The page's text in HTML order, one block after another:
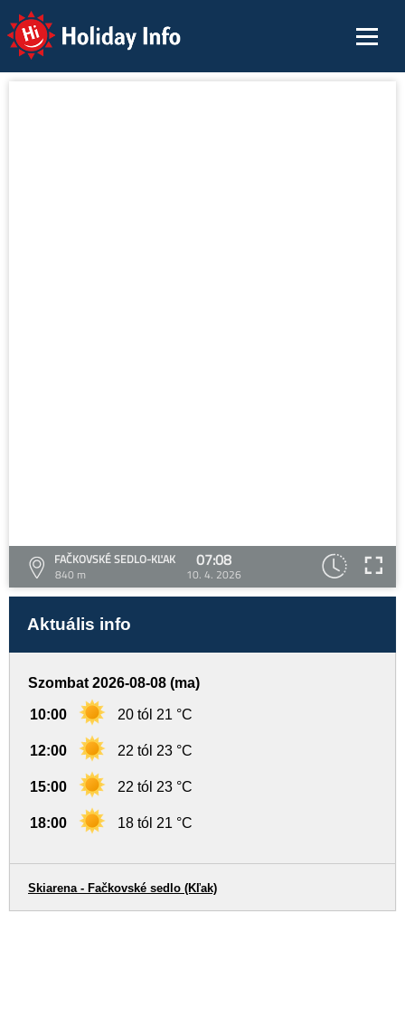
Holiday Info
FAČKOVSKÉ SEDLO-KĽAK
840 m
07:08
10. 4. 2026
Aktuális info
Szombat 2026-08-08 (ma)
10:00 20 tól 21 °C
12:00 22 tól 23 °C
15:00 22 tól 23 °C
18:00 18 tól 21 °C
Skiarena - Fačkovské sedlo (Kľak)